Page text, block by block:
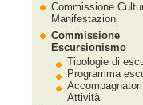
Commissione
Manifestazioni
Commissione
Escursionismo
Tipologie di
Programma
Attività